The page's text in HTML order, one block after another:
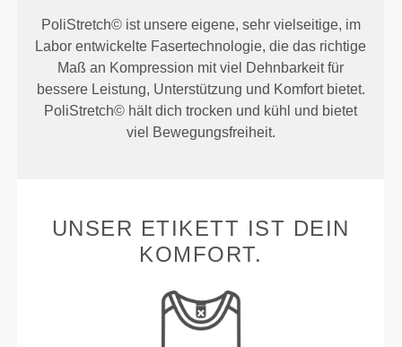
PoliStretch© ist unsere eigene, sehr vielseitige, im
Labor entwickelte Fasertechnologie, die das richtige
Maß an Kompression mit viel Dehnbarkeit für
bessere Leistung, Unterstützung und Komfort bietet.
PoliStretch© hält dich trocken und kühl und bietet
viel Bewegungsfreiheit.
UNSER ETIKETT IST DEIN
KOMFORT.